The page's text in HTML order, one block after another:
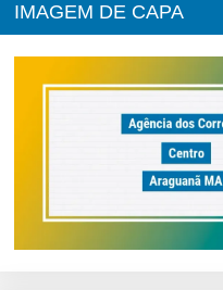
IMAGEM DE CAPA